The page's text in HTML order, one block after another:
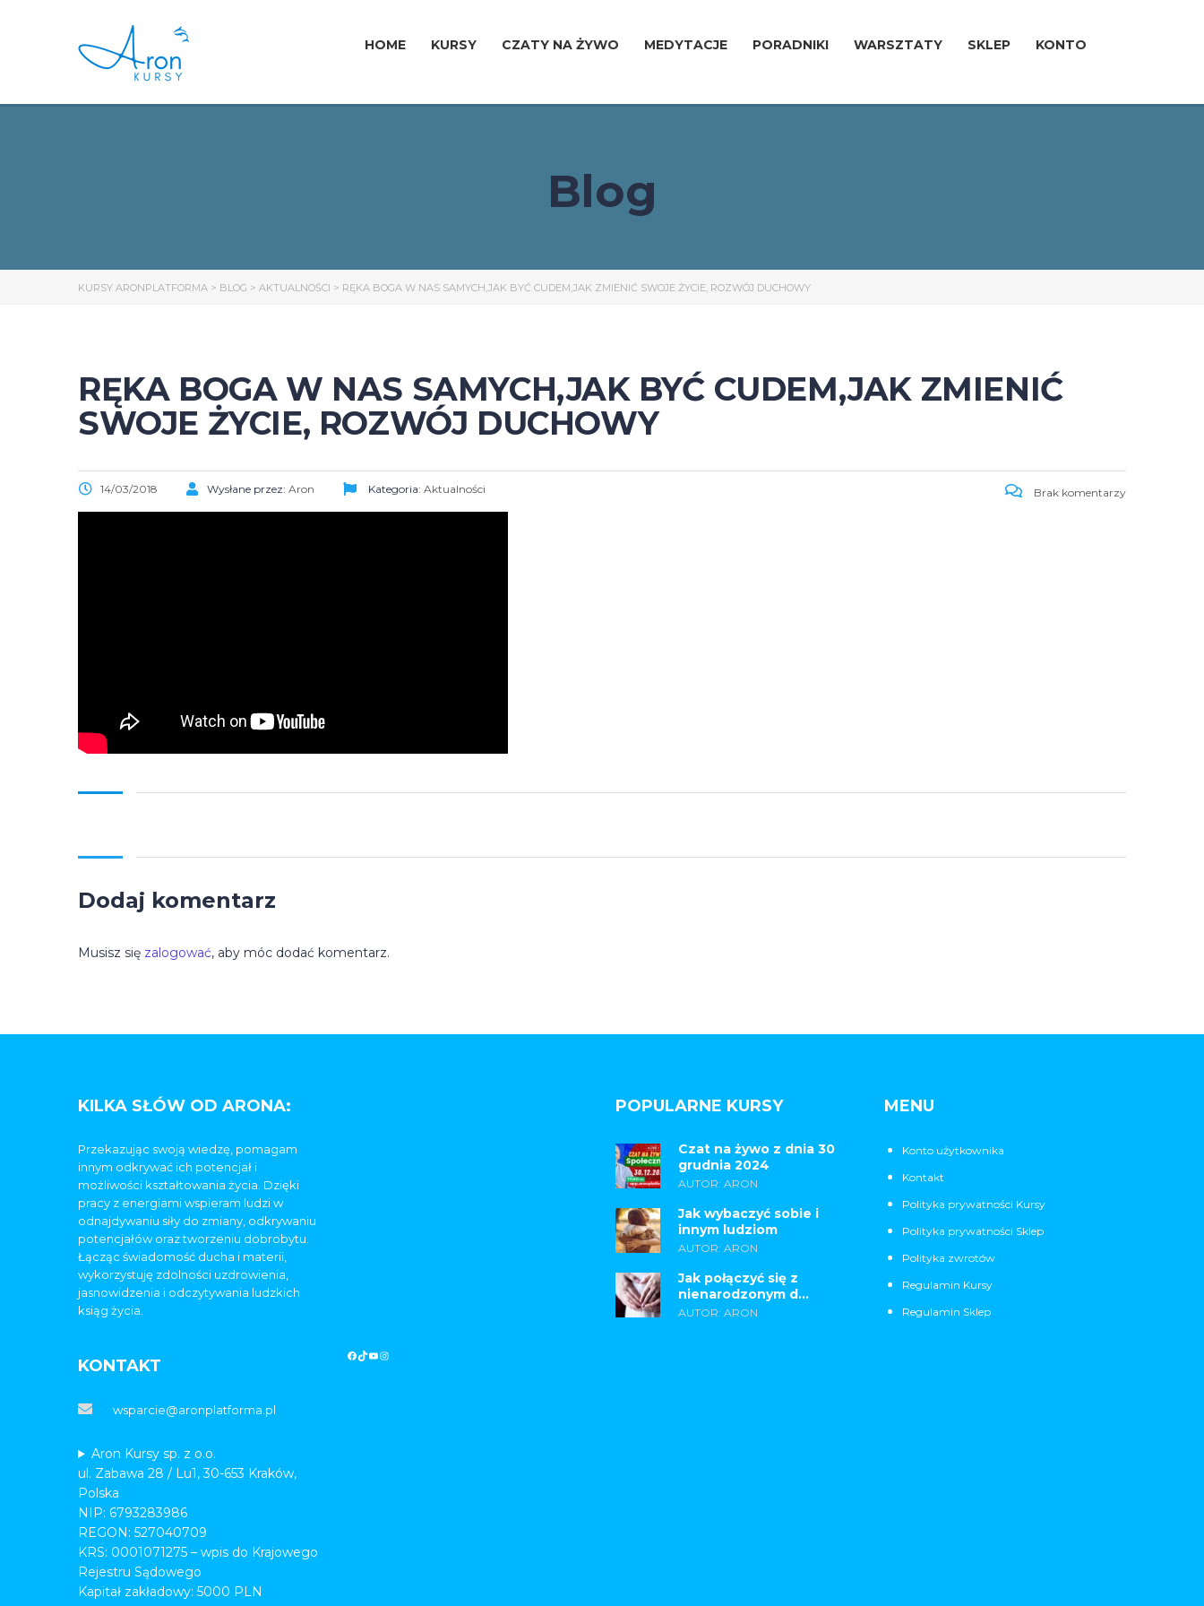
HOME KURSY CZATY NA ŻYWO MEDYTACJE PORADNIKI WARSZTATY SKLEP KONTO
Blog
KURSY ARONPLATFORMA > BLOG > AKTUALNOŚCI > RĘKA BOGA W NAS SAMYCH,JAK BYĆ CUDEM,JAK ZMIENIĆ SWOJE ŻYCIE, ROZWÓJ DUCHOWY
RĘKA BOGA W NAS SAMYCH,JAK BYĆ CUDEM,JAK ZMIENIĆ
SWOJE ŻYCIE, ROZWÓJ DUCHOWY
14/03/2018 Wysłane przez: Aron Kategoria: Aktualności Brak komentarzy
Dodaj komentarz
Musisz się zalogować, aby móc dodać komentarz.
KILKA SŁÓW OD ARONA:
Przekazując swoją wiedzę, pomagam
innym odkrywać ich potencjał i
możliwości kształtowania życia. Dzięki
pracy z energiami wspieram ludzi w
odnajdywaniu siły do zmiany, odkrywaniu
potencjałów oraz tworzeniu dobrobytu.
Łącząc świadomość ducha i materii,
wykorzystuję zdolności uzdrowienia,
jasnowidzenia i odczytywania ludzkich
ksiąg życia.
POPULARNE KURSY
Czat na żywo z dnia 30
grudnia 2024
AUTOR: ARON
Jak wybaczyć sobie i
innym ludziom
AUTOR: ARON
Jak połączyć się z
nienarodzonym d...
AUTOR: ARON
MENU
Konto użytkownika
Kontakt
Polityka prywatności Kursy
Polityka prywatności Sklep
Polityka zwrotów
Regulamin Kursy
Regulamin Sklep
KONTAKT
wsparcie@aronplatforma.pl
Aron Kursy sp. z o.o.
ul. Zabawa 28 / Lu1, 30-653 Kraków,
Polska
NIP: 6793283986
REGON: 527040709
KRS: 0001071275 – wpis do Krajowego
Rejestru Sądowego
Kapitał zakładowy: 5000 PLN